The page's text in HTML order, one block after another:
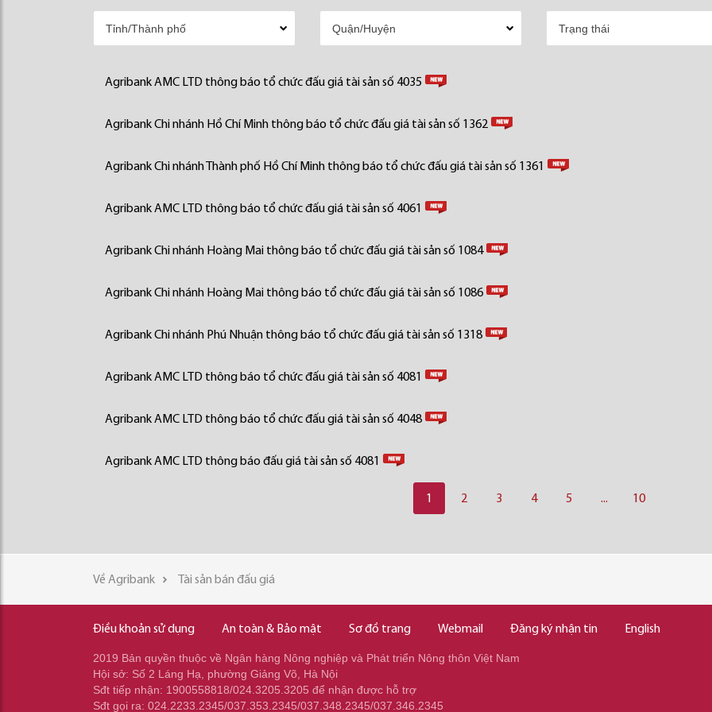
Agribank AMC LTD thông báo tổ chức đấu giá tài sản số 4035
Agribank Chi nhánh Hồ Chí Minh thông báo tổ chức đấu giá tài sản số 1362
Agribank Chi nhánh Thành phố Hồ Chí Minh thông báo tổ chức đấu giá tài sản số 1361
Agribank AMC LTD thông báo tổ chức đấu giá tài sản số 4061
Agribank Chi nhánh Hoàng Mai thông báo tổ chức đấu giá tài sản số 1084
Agribank Chi nhánh Hoàng Mai thông báo tổ chức đấu giá tài sản số 1086
Agribank Chi nhánh Phú Nhuận thông báo tổ chức đấu giá tài sản số 1318
Agribank AMC LTD thông báo tổ chức đấu giá tài sản số 4081
Agribank AMC LTD thông báo tổ chức đấu giá tài sản số 4048
Agribank AMC LTD thông báo đấu giá tài sản số 4081
1 2 3 4 5 ... 10
Về Agribank Tài sản bán đấu giá
Điều khoản sử dụng An toàn & Bảo mật Sơ đồ trang Webmail Đăng ký nhận tin English
2019 Bản quyền thuộc về Ngân hàng Nông nghiệp và Phát triển Nông thôn Việt Nam
Hội sở: Số 2 Láng Hạ, phường Giảng Võ, Hà Nội
Sđt tiếp nhận: 1900558818/024.3205.3205 để nhận được hỗ trợ
Sđt gọi ra: 024.2233.2345/037.353.2345/037.348.2345/037.346.2345